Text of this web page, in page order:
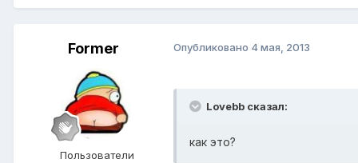
Former
Пользователи
Опубликовано 4 мая, 2013
Lovebb сказал:
как это?